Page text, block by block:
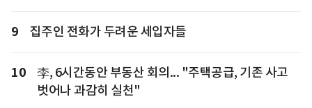
9 집주인 전화가 두려운 세입자들
10
李, 6시간동안 부동산 회의... "주택공급, 기존 사고
벗어나 과감히 실천"